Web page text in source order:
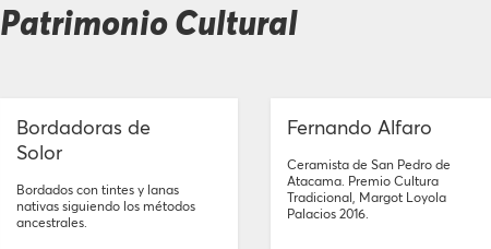
Patrimonio Cultural
Bordadoras de
Solor
Bordados con tintes y lanas
nativas siguiendo los métodos
ancestrales.
Fernando Alfaro
Ceramista de San Pedro de
Atacama. Premio Cultura
Tradicional, Margot Loyola
Palacios 2016.